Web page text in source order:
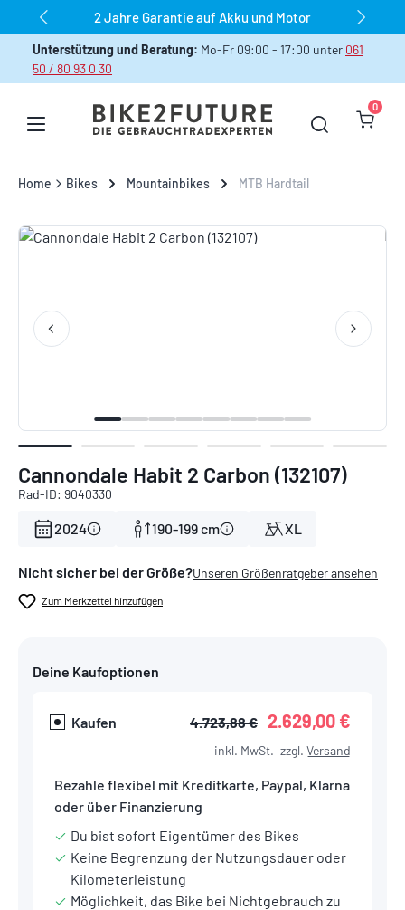
Zum Hauptinhalt springen2 Jahre Garantie auf Akku und Motor
Unterstützung und Beratung: Mo-Fr 09:00 - 17:00 unter 061
50 / 80 93 0 30
0
Home Bikes Mountainbikes MTB Hardtail
Bildergalerie überspringen
Cannondale Habit 2 Carbon (132107)
Rad-ID: 9040330
2024 190-199 cm XL
Nicht sicher bei der Größe?Unseren Größenratgeber ansehen
Zum Merkzettel hinzufügen
Deine Kaufoptionen
Kaufen 4.723,88 € 2.629,00 €
inkl. MwSt. zzgl. Versand
Bezahle flexibel mit Kreditkarte, Paypal, Klarna
oder über Finanzierung
Du bist sofort Eigentümer des Bikes
Keine Begrenzung der Nutzungsdauer oder
Kilometerleistung
Möglichkeit, das Bike bei Nichtgebrauch zu